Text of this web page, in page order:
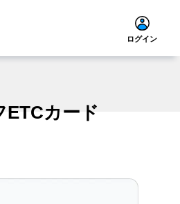
ログイン
ETCカード